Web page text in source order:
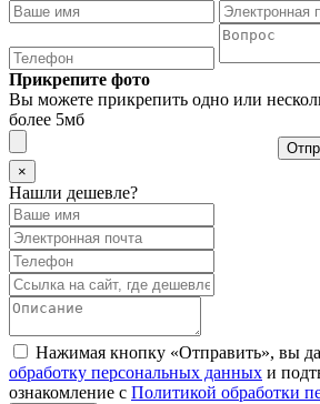
Прикрепите фото
Вы можете прикрепить одно или
более 5мб
×
Нашли дешевле?
Нажимая кнопку «Отправить», вы
обработку персональных данных и
ознакомление с Политикой обработки